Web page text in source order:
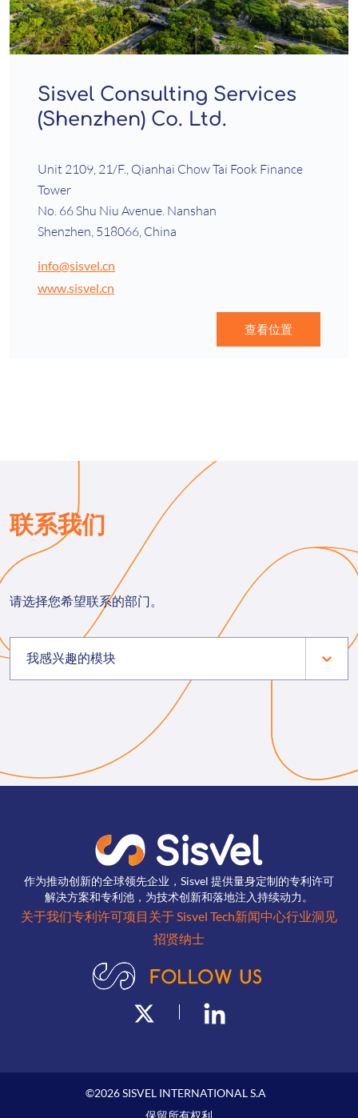
Sisvel Consulting Services
(Shenzhen) Co. Ltd.
Unit 2109, 21/F., Qianhai Chow Tai Fook Finance
Tower
No. 66 Shu Niu Avenue. Nanshan
Shenzhen, 518066, China
info@sisvel.cn
www.sisvel.cn
查看位置
联系我们
请选择您希望联系的部门。
我感兴趣的模块
作为推动创新的全球领先企业，Sisvel 提供量身定制的专利许可
解决方案和专利池，为技术创新和落地注入持续动力。
关于我们专利许可项目 关于 Sisvel Tech新闻中心行业洞见
招贤纳士
©2026SISVEL INTERNATIONAL S.A
保留所有权利